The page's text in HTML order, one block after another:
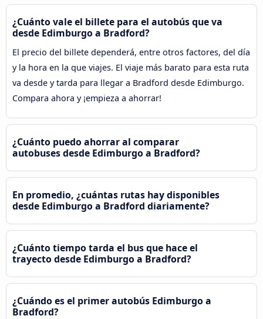
¿Cuánto vale el billete para el autobús que va
desde Edimburgo a Bradford?
El precio del billete dependerá, entre otros factores, del día
y la hora en la que viajes. El viaje más barato para esta ruta
va desde y tarda para llegar a Bradford desde Edimburgo.
Compara ahora y ¡empieza a ahorrar!
¿Cuánto puedo ahorrar al comparar
autobuses desde Edimburgo a Bradford?
En promedio, ¿cuántas rutas hay disponibles
desde Edimburgo a Bradford diariamente?
¿Cuánto tiempo tarda el bus que hace el
trayecto desde Edimburgo a Bradford?
¿Cuándo es el primer autobús Edimburgo a
Bradford?